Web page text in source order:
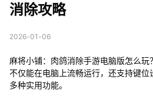
消除攻略
2026-01-06
麻将小铺：肉鸽消除手游电脑版怎么玩
不仅能在电脑上流畅运行，还支持键
多种实用功能。